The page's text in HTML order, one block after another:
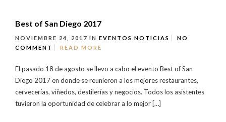
Best of San Diego 2017
NOVIEMBRE 24, 2017 IN EVENTOS NOTICIAS
NO
COMMENT
READ MORE
El pasado 18 de agosto se llevo a cabo el evento Best of San
Diego 2017 en donde se reunieron a los mejores restaurantes,
cervecerías, viñedos, destilerías y negocios. Todos los asistentes
tuvieron la oportunidad de celebrar a lo mejor […]